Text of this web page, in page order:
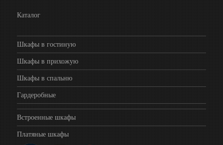
Каталог
Шкафы в гостиную
Шкафы в прихожую
Шкафы в спальню
Гардеробные
Встроенные шкафы
Платяные шкафы